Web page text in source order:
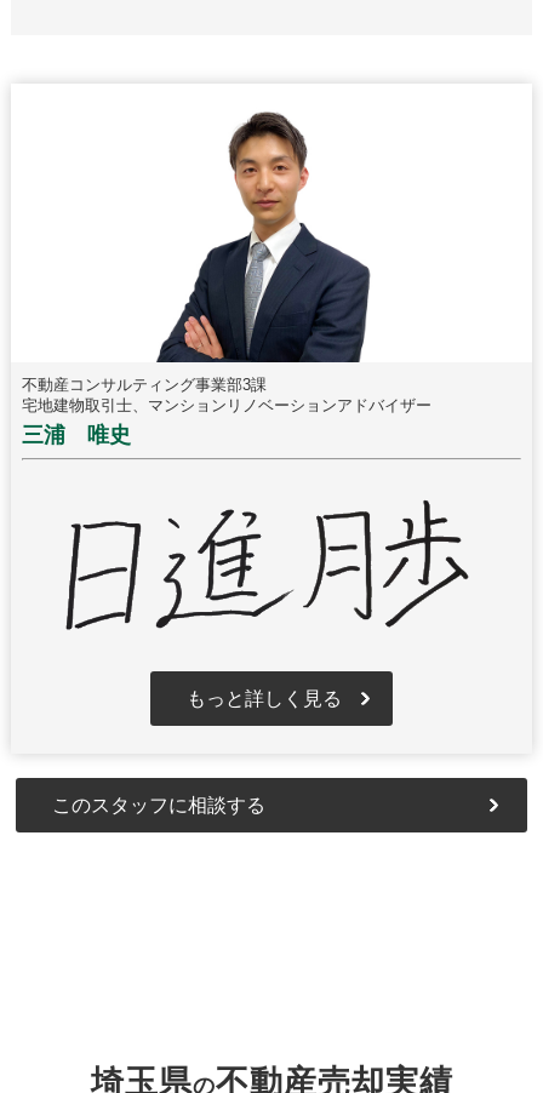
不動産コンサルティング事業部3課
宅地建物取引士、マンションリノベーションアドバイザー
三浦 唯史
もっと詳しく見る
このスタッフに相談する
埼玉県の不動産売却実績